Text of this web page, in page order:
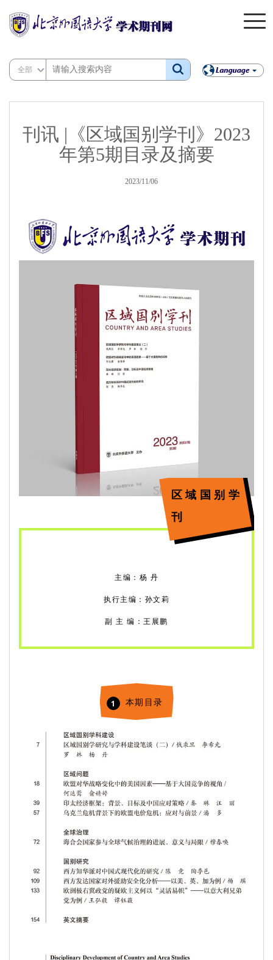
全部
刊讯 |《区域国别学刊》2023
年第5期目录及摘要
2023/11/06
区域国别学
刊
主编：杨 丹
执行主编：孙文莉
副 主 编：王展鹏
1 本期目录